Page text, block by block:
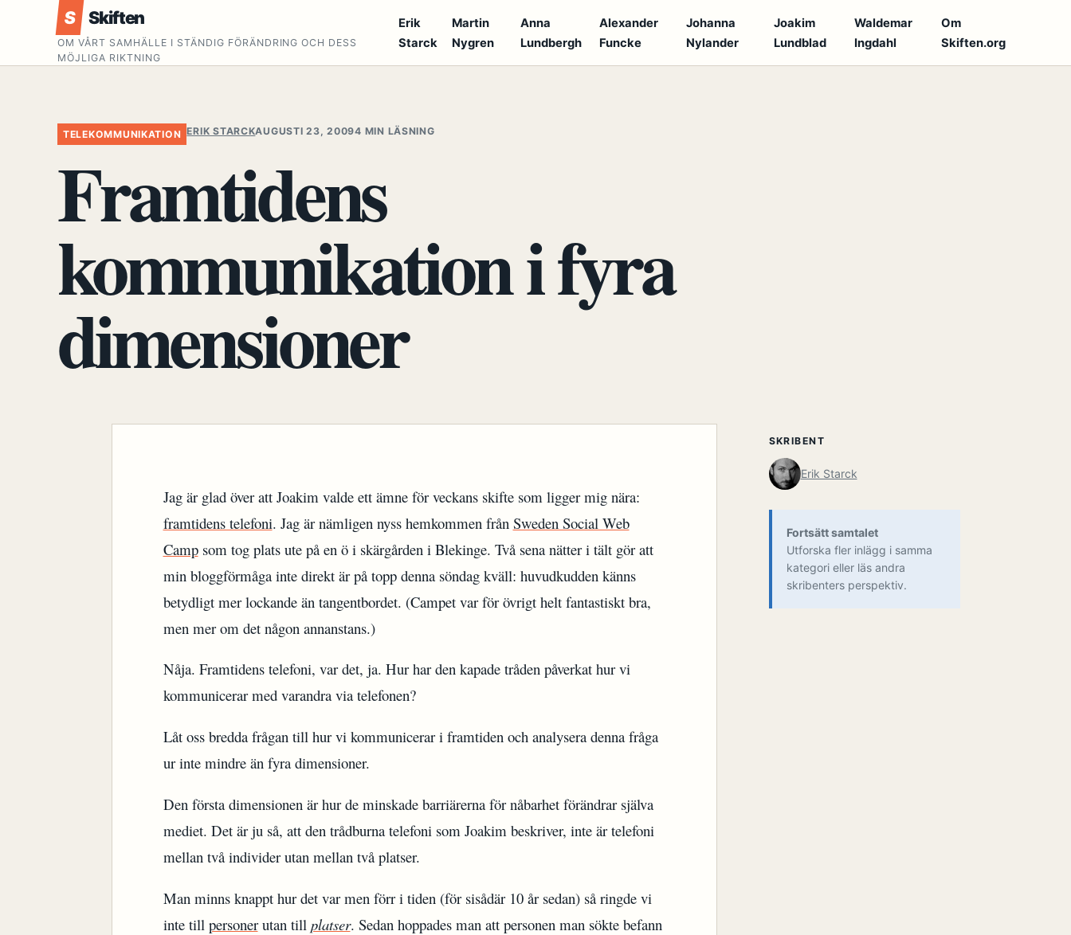
S Skiften
OM VÅRT SAMHÄLLE I STÄNDIG FÖRÄNDRING OCH DESS
MÖJLIGA RIKTNING
Erik
Starck
Martin
Nygren
Anna
Lundbergh
Alexander
Funcke
Johanna
Nylander
Joakim
Lundblad
Waldemar
Ingdahl
Om
Skiften.org
TELEKOMMUNIKATION ERIK STARCKAUGUSTI 23, 20094 MIN LÄSNING
Framtidens
kommunikation i fyra
dimensioner
Jag är glad över att Joakim valde ett ämne för veckans skifte som ligger mig nära:
framtidens telefoni. Jag är nämligen nyss hemkommen från Sweden Social Web
Campsom tog plats ute på en ö i skärgården i Blekinge. Två sena nätter i tält gör att
min bloggförmåga inte direkt är på topp denna söndag kväll: huvudkudden känns
betydligt mer lockande än tangentbordet. (Campet var för övrigt helt fantastiskt bra,
men mer om det någon annanstans.)
Nåja. Framtidens telefoni, var det, ja. Hur har den kapade tråden påverkat hur vi
kommunicerar med varandra via telefonen?
Låt oss bredda frågan till hur vi kommunicerar i framtiden och analysera denna fråga
ur inte mindre än fyra dimensioner.
Den första dimensionen är hur de minskade barriärerna för nåbarhet förändrar själva
mediet. Det är ju så, att den trådburna telefoni som Joakim beskriver, inte är telefoni
mellan två individer utan mellan två platser.
Man minns knappt hur det var men förr i tiden (för sisådär 10 år sedan) så ringde vi
inte till personerutan till platser. Sedan hoppades man att personen man sökte befann
SKRIBENT
Erik Starck
Fortsätt samtalet
Utforska fler inlägg i samma
kategori eller läs andra
skribenters perspektiv.